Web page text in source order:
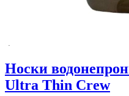
Носки
Ultra Thin Crew